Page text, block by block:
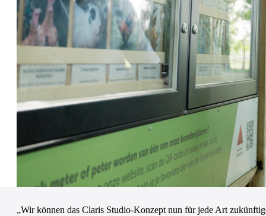
„Wir können das Claris Studio-Konzept nun für jede Art